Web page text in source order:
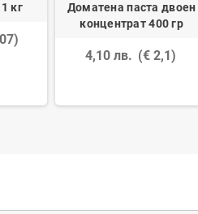
кг
Доматена паста двоен
концентрат 400 гр
4,10 лв. (€ 2,1)